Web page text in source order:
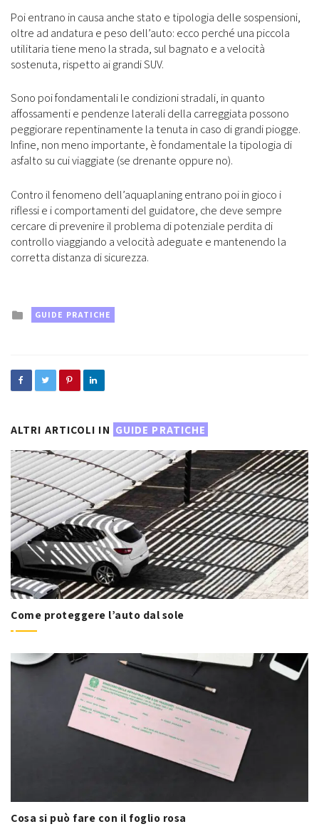
Poi entrano in causa anche stato e tipologia delle sospensioni,
oltre ad andatura e peso dell’auto: ecco perché una piccola
utilitaria tiene meno la strada, sul bagnato e a velocità
sostenuta, rispetto ai grandi SUV.
Sono poi fondamentali le condizioni stradali, in quanto
affossamenti e pendenze laterali della carreggiata possono
peggiorare repentinamente la tenuta in caso di grandi piogge.
Infine, non meno importante, è fondamentale la tipologia di
asfalto su cui viaggiate (se drenante oppure no).
Contro il fenomeno dell’aquaplaning entrano poi in gioco i
riflessi e i comportamenti del guidatore, che deve sempre
cercare di prevenire il problema di potenziale perdita di
controllo viaggiando a velocità adeguate e mantenendo la
corretta distanza di sicurezza.
Posted
in
GUIDE PRATICHE
ALTRI ARTICOLI IN GUIDE PRATICHE
Come proteggere l’auto dal sole
Cosa si può fare con il foglio rosa